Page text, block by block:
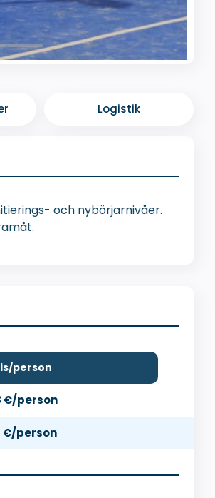
Logistik
och nybörjarnivåer.
person
€/person
€/person